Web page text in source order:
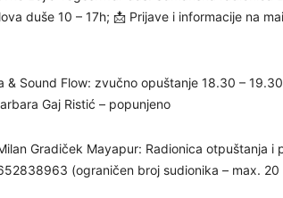
duše 10 – 17h; 📩 Prijave i informacije na
& Sound Flow: zvučno opuštanje 18.30 –
Gaj Ristić – popunjeno
Gradiček Mayapur: Radionica otpuštanja i
(ograničen broj sudionika – max. 20